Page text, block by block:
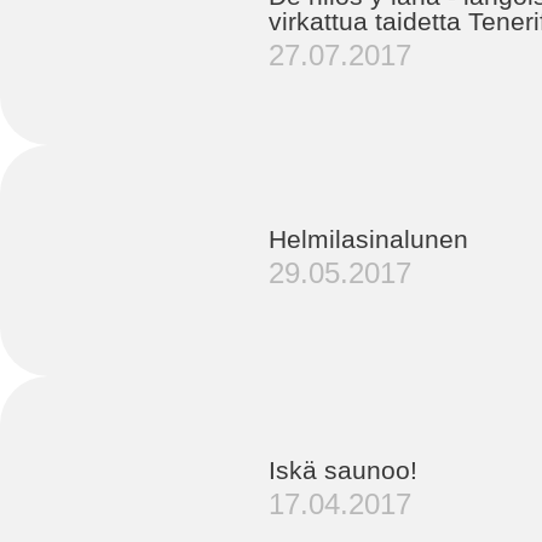
virkattua taidetta
27.07.2017
Helmilasinalunen
29.05.2017
Iskä saunoo!
17.04.2017